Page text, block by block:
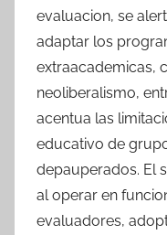
evaluacion, se
adaptar los
extraacademicas,
neoliberalismo,
acentua las
educativo de
depauperados. El
al operar en
evaluadores,